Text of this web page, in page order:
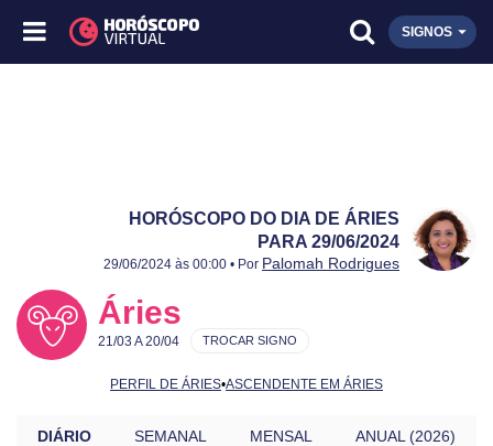
SIGNOS
HORÓSCOPO DO DIA DE ÁRIES
PARA 29/06/2024
Publicado:
29/06/2024
Atualizado:
29/06/2024
29/06/2024 às 00:00 • Por Palomah Rodrigues
Áries
21/03 A 20/04
PERFIL DE ÁRIES•ASCENDENTE EM ÁRIES
TROCAR SIGNO
DIÁRIO SEMANAL MENSAL ANUAL (2026)